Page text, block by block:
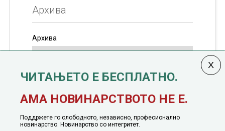
Архива
Архива
јануари, 1991 година
ЧИТАЊЕТО Е БЕСПЛАТНО.
АМА НОВИНАРСТВОТО НЕ Е.
Поддржете го слободното, независно, професионално
новинарство. Новинарство со интегритет.